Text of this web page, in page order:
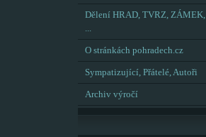
Dělení HRAD, TVRZ, ZÁMEK,
...
O stránkách pohradech.cz
Sympatizující, Přátelé, Autoři
Archiv výročí